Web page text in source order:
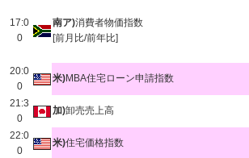
17:0
0
南ア)消費者物価指数
[前月比/前年比]
20:0
0
米)MBA住宅ローン申請指数
21:3
0
加)卸売売上高
22:0
0
米)住宅価格指数